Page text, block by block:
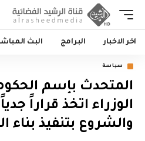
اخر الاخبار البرامج البث
سياسة
المتحدث بإسم
الوزراء اتخذ قراراً
والشروع بتنفيذ بناء